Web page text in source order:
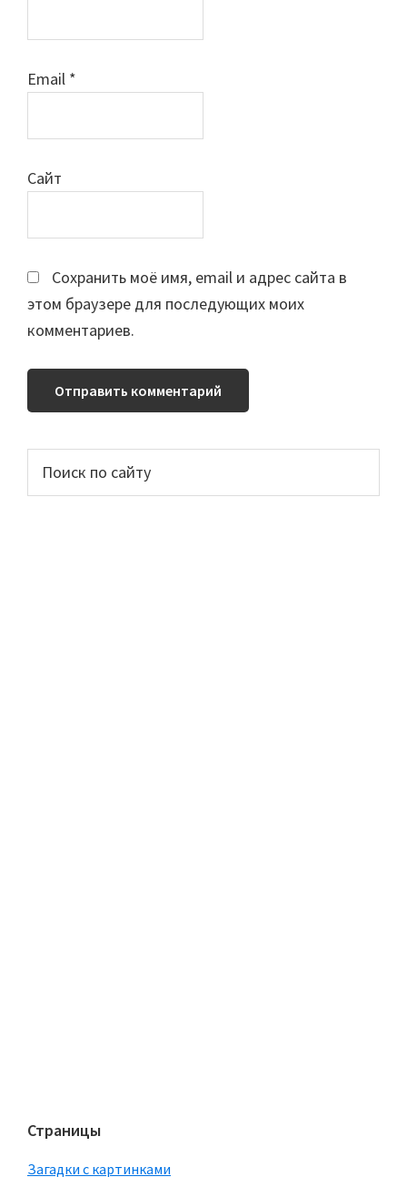
Email *
Сайт
Сохранить моё имя, email и адрес сайта в
этом браузере для последующих моих
комментариев.
Основной
сайдбар
Страницы
Загадки с картинками